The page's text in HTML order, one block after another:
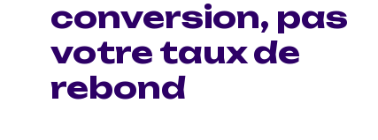
conversion, pas
votre taux de
rebond